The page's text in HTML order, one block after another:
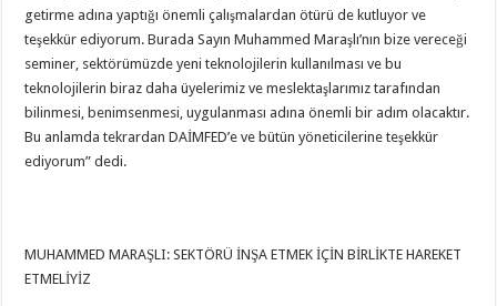
getirme adına yaptığı önemli çalışmalardan ötürü de kutluyor ve
teşekkür ediyorum. Burada Sayın Muhammed Maraşlı’nın bize vereceği
seminer, sektörümüzde yeni teknolojilerin kullanılması ve bu
teknolojilerin biraz daha üyelerimiz ve meslektaşlarımız tarafından
bilinmesi, benimsenmesi, uygulanması adına önemli bir adım olacaktır.
Bu anlamda tekrardan DAİMFED’e ve bütün yöneticilerine teşekkür
ediyorum” dedi.
MUHAMMED MARAŞLI: SEKTÖRÜ İNŞA ETMEK İÇİN BİRLİKTE HAREKET
ETMELİYİZ